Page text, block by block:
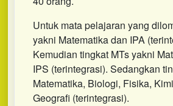
Untuk mata pelajaran yang
yakni Matematika dan IPA
Kemudian tingkat MTs yakni
IPS (terintegrasi). Sedangkan
Matematika, Biologi, Fisika,
Geografi (terintegrasi).